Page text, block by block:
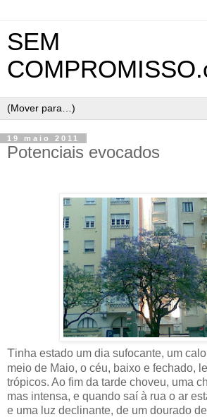
SEM
19 maio 2011
Potenciais evocados
Tinha estado um dia sufocante, um
meio de Maio, o céu, baixo e fechado,
trópicos. Ao fim da tarde choveu, uma
mas intensa, e quando saí à rua o ar
e uma luz declinante, de um dourado